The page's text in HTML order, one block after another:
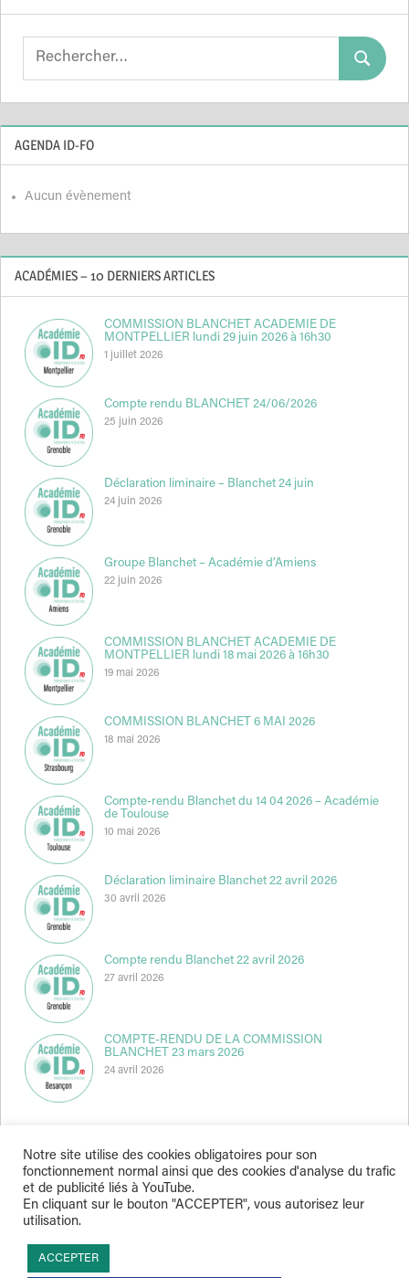
Search
Search
AGENDA ID-FO
Aucun évènement
ACADÉMIES – 10 DERNIERS ARTICLES
COMMISSION BLANCHET ACADEMIE DE
MONTPELLIER lundi 29 juin 2026 à 16h30
1 juillet 2026
Compte rendu BLANCHET 24/06/2026
25 juin 2026
Déclaration liminaire – Blanchet 24 juin
24 juin 2026
Groupe Blanchet – Académie d’Amiens
22 juin 2026
COMMISSION BLANCHET ACADEMIE DE
MONTPELLIER lundi 18 mai 2026 à 16h30
19 mai 2026
COMMISSION BLANCHET 6 MAI 2026
18 mai 2026
Compte-rendu Blanchet du 14 04 2026 – Académie
de Toulouse
10 mai 2026
Déclaration liminaire Blanchet 22 avril 2026
30 avril 2026
Compte rendu Blanchet 22 avril 2026
27 avril 2026
COMPTE-RENDU DE LA COMMISSION
BLANCHET 23 mars 2026
24 avril 2026
Indépendance & Direction © 2026
Notre site utilise des cookies obligatoires pour son
fonctionnement normal ainsi que des cookies d'analyse du trafic
et de publicité liés à YouTube.
En cliquant sur le bouton "ACCEPTER", vous autorisez leur
utilisation.
ACCEPTER